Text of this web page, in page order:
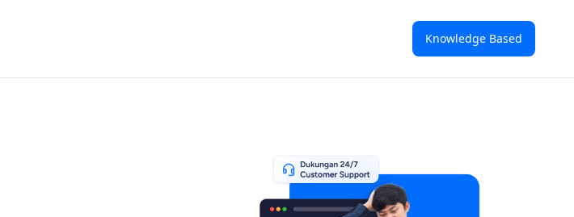
Knowledge Based